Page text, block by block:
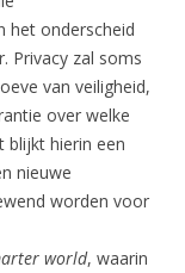
het onderscheid
Privacy zal soms
van veiligheid,
over welke
blijkt hierin een
nieuwe
worden voor
world, waarin